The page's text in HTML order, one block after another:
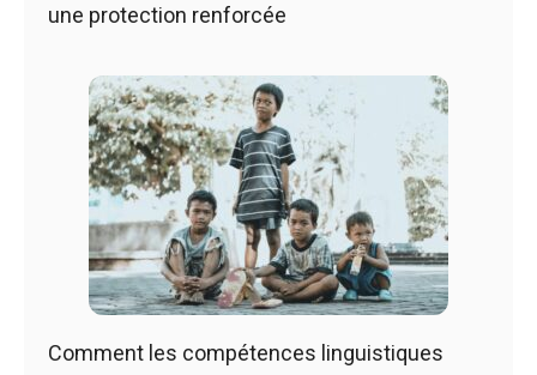
une protection renforcée
Comment les compétences linguistiques